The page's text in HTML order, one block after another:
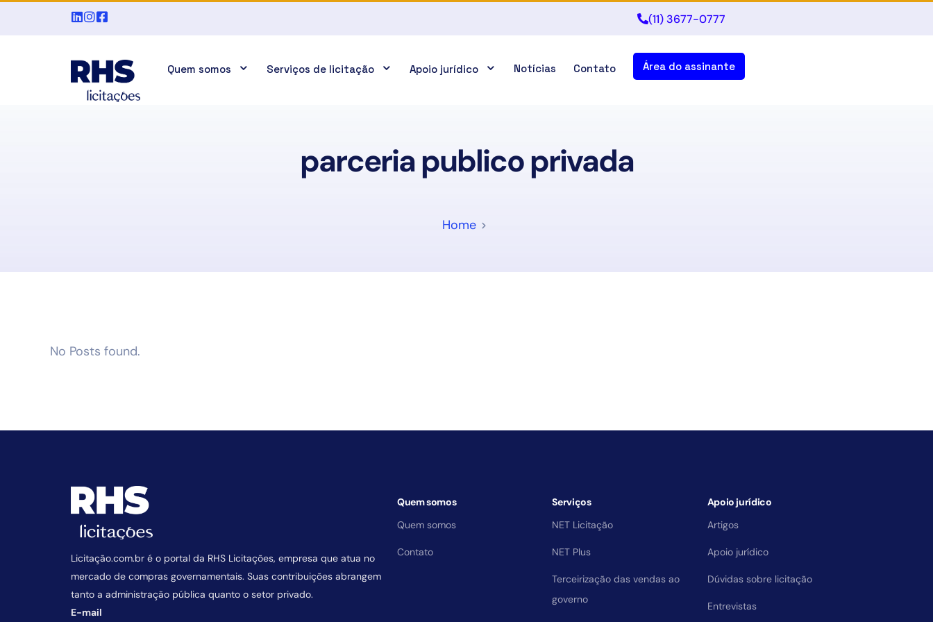
(11) 3677-0777
Quem somos Serviços de licitação Apoio jurídico Notícias Contato Área do assinante
parceria publico privada
Home
No Posts found.
Licitação.com.br é o portal da RHS Licitações, empresa que atua no
mercado de compras governamentais. Suas contribuições abrangem
tanto a administração pública quanto o setor privado.
E-mail
Quem somos
Quem somos
Contato
Serviços
NET Licitação
NET Plus
Terceirização das vendas ao
governo
Apoio jurídico
Artigos
Apoio jurídico
Dúvidas sobre licitação
Entrevistas